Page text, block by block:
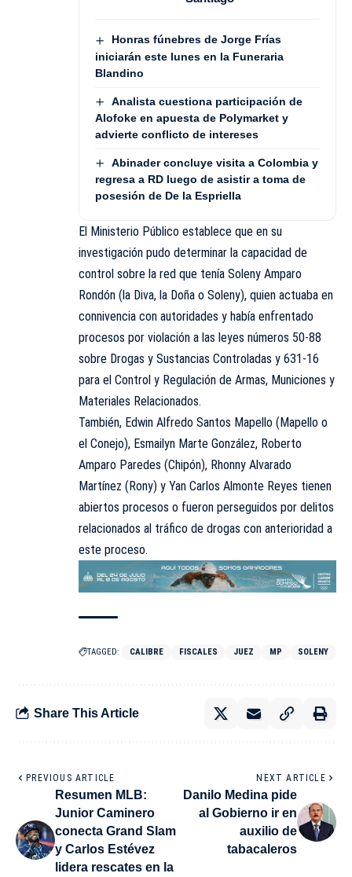
Honras fúnebres de Jorge Frías
iniciarán este lunes en la Funeraria
Blandino
Analista cuestiona participación de
Alofoke en apuesta de Polymarket y
advierte conflicto de intereses
Abinader concluye visita a Colombia y
regresa a RD luego de asistir a toma de
posesión de De la Espriella
El Ministerio Público establece que en su
investigación pudo determinar la capacidad de
control sobre la red que tenía Soleny Amparo
Rondón (la Diva, la Doña o Soleny), quien actuaba en
connivencia con autoridades y había enfrentado
procesos por violación a las leyes números 50-88
sobre Drogas y Sustancias Controladas y 631-16
para el Control y Regulación de Armas, Municiones y
Materiales Relacionados.
También, Edwin Alfredo Santos Mapello (Mapello o
el Conejo), Esmailyn Marte González, Roberto
Amparo Paredes (Chipón), Rhonny Alvarado
Martínez (Rony) y Yan Carlos Almonte Reyes tienen
abiertos procesos o fueron perseguidos por delitos
relacionados al tráfico de drogas con anterioridad a
este proceso.
TAGGED: CALIBRE FISCALES JUEZ MP SOLENY
Share This Article
PREVIOUS ARTICLE
Resumen MLB:
Junior Caminero
conecta Grand Slam
y Carlos Estévez
lidera rescates en la
NEXT ARTICLE
Danilo Medina pide
al Gobierno ir en
auxilio de
tabacaleros